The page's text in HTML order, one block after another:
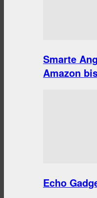
Smarte
Amazon
Echo